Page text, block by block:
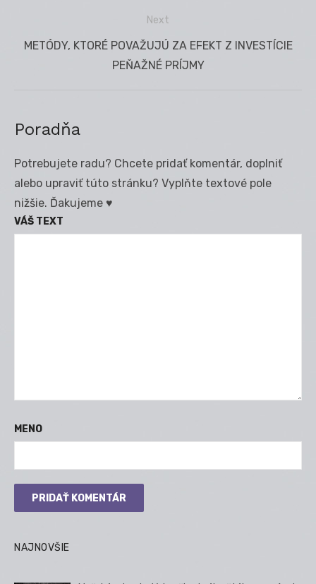
Next
Next
METÓDY, KTORÉ POVAŽUJÚ ZA EFEKT Z INVESTÍCIE
PEŇAŽNÉ PRÍJMY
Poradňa
Potrebujete radu? Chcete pridať komentár, doplniť
alebo upraviť túto stránku? Vyplňte textové pole
nižšie. Ďakujeme ♥
VÁŠ TEXT
MENO
NAJNOVŠIE